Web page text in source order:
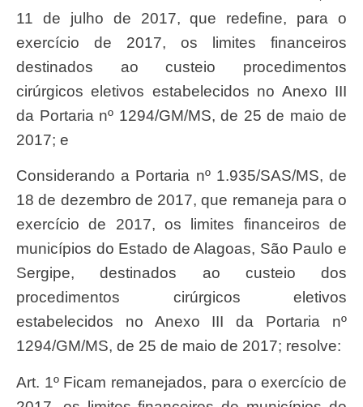
11 de julho de 2017, que redefine, para o
exercício de 2017, os limites financeiros
destinados ao custeio procedimentos
cirúrgicos eletivos estabelecidos no Anexo III
da Portaria nº 1294/GM/MS, de 25 de maio de
2017; e
Considerando a Portaria nº 1.935/SAS/MS, de
18 de dezembro de 2017, que remaneja para o
exercício de 2017, os limites financeiros de
municípios do Estado de Alagoas, São Paulo e
Sergipe, destinados ao custeio dos
procedimentos cirúrgicos eletivos
estabelecidos no Anexo III da Portaria nº
1294/GM/MS, de 25 de maio de 2017; resolve:
Art. 1º Ficam remanejados, para o exercício de